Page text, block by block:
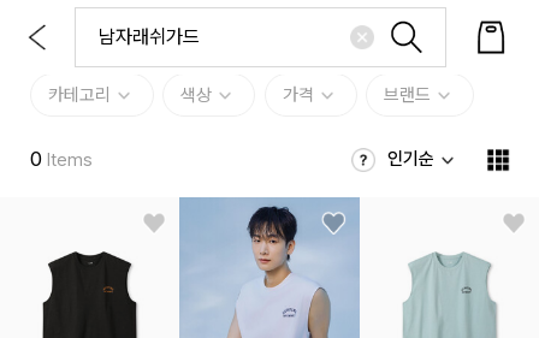
카테고리 색상 가격 브랜드
0 Items 인기순